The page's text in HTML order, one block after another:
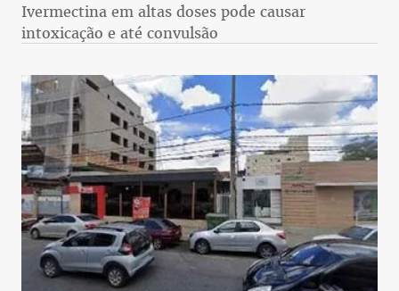
Ivermectina em altas doses pode causar
intoxicação e até convulsão